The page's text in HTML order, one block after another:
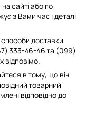
сайті або по
з Вами час і деталі
доставки,
333-46-46 та (099)
в тому, що він
товарний
відповідно до